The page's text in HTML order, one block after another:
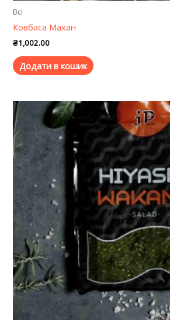
Всі
Ковбаса Махан
₴1,002.00
Додати в кошик